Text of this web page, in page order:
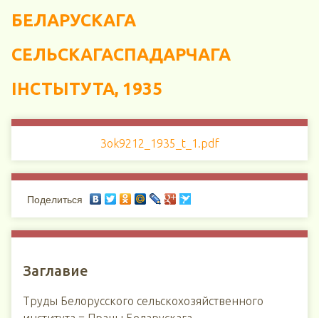
БЕЛАРУСКАГА
СЕЛЬСКАГАСПАДАРЧАГА
ІНСТЫТУТА, 1935
3ok9212_1935_t_1.pdf
Поделиться
Заглавие
Труды Белорусского сельскохозяйственного